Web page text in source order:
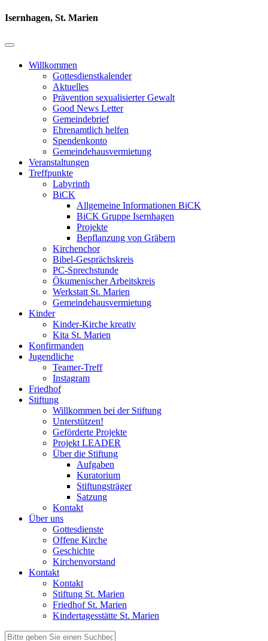
Isernhagen, St. Marien
Willkommen
Gottesdienstkalender
Aktuelles
Prävention sexualisierter Gewalt
Good News Letter
Gemeindebrief
Ehrenamtlich helfen
Spendenkonto
Gemeindehausvermietung
Veranstaltungen
Treffpunkte
Labyrinth
BiCK
Allgemeine Informationen BiCK
BiCK Gruppe Isernhagen
Projekte
Bepflanzung von Gräbern
Kirchenchor
Bibel-Gesprächskreis
PC-Sprechstunde
Ökumenischer Arbeitskreis
Werkstatt St. Marien
Gemeindehausvermietung
Kinder
Kinder-Kirche kreativ
Kita St. Marien
Konfirmanden
Jugendliche
Teamer-Treff
Instagram
Friedhof
Stiftung
Willkommen bei der Stiftung
Unterstützen!
Geförderte Projekte
Projekt LEADER
Über die Stiftung
Aufgaben
Kuratorium
Stiftungsträger
Satzung
Kontakt
Über uns
Gottesdienste
Offene Kirche
Geschichte
Kirchenvorstand
Kontakt
Kontakt
Stiftung St. Marien
Friedhof St. Marien
Kindertagesstätte St. Marien